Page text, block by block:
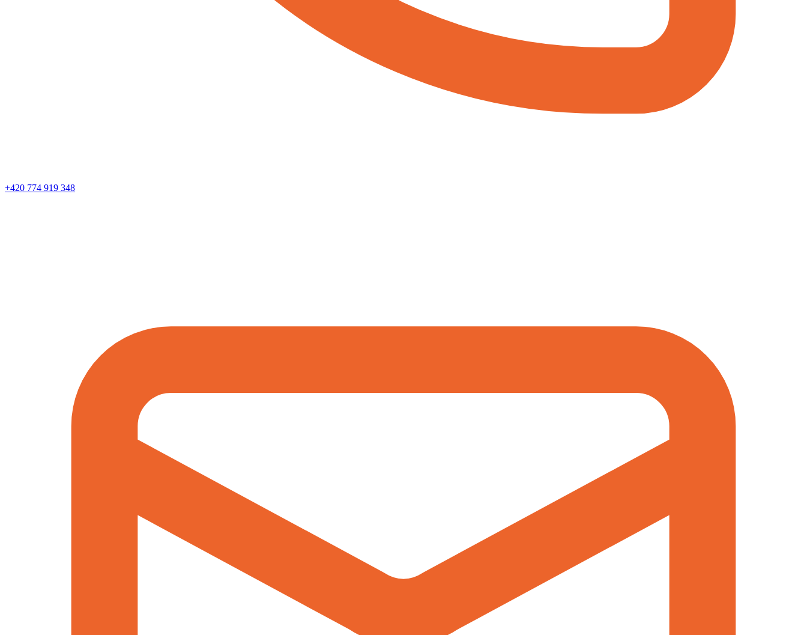
+420 774 919 348